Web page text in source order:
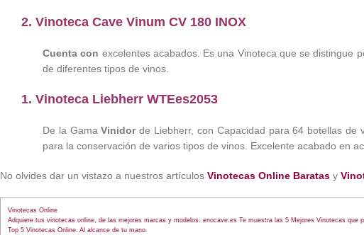
2. Vinoteca Cave Vinum CV 180 INOX
Cuenta con excelentes acabados. Es una Vinoteca que se distingue
de diferentes tipos de vinos.
1. Vinoteca Liebherr WTEes2053
De la GamaVinidorde Liebherr, con Capacidad para 64 botellas de
para la conservación de varios tipos de vinos. Excelente acabado en
No olvides dar un vistazo a nuestros artículos Vinotecas Online Baratas y
Vinotecas Online
Adquiere tus vinotecas online, de las mejores marcas y modelos. enocave.es Te muestra las 5 Mejores Vinotecas que
Top 5 Vinotecas Online. Al alcance de tu mano.